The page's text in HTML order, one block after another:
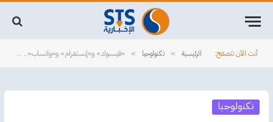
أنت الآن تتصفح: الرئيسية » تكنولوجيا » «فيسبوك» و«إنستغرام» و«واتساب».. عطل عالمي يضرب منصات «ميتا»
تكنولوجيا